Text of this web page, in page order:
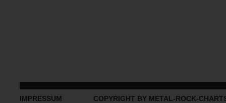
IMPRESSUM COPYRIGHT BY METAL-ROCK-